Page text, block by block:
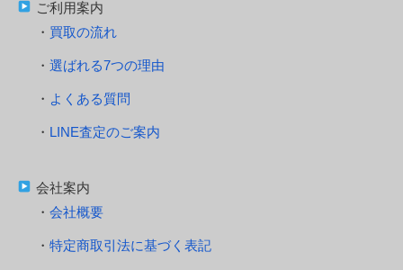
ご利用案内
買取の流れ
選ばれる7つの理由
よくある質問
LINE査定のご案内
会社案内
会社概要
特定商取引法に基づく表記